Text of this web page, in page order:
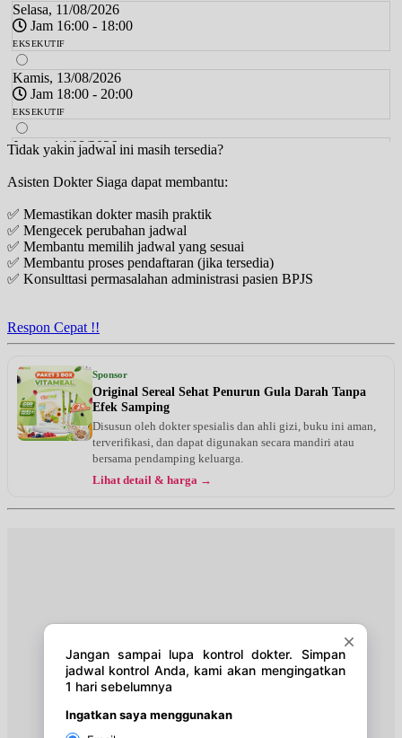
Selasa, 11/08/2026
Jam 16:00 - 18:00
EKSEKUTIF
Kamis, 13/08/2026
Jam 18:00 - 20:00
EKSEKUTIF
Jumat, 14/08/2026
Jam 18:00 - 20:00
EKSEKUTIF
Sabtu, 15/08/2026
Jam 10:00 - 12:00
EKSEKUTIF
Selasa, 18/08/2026
Jam 18:00 - 20:00
EKSEKUTIF
Jumat, 21/08/2026
Jam 18:00 - 20:00
Sabtu, 22/08/2026
Kamis, 27/08/2026
Jumat, 28/08/2026
Jam 18:00 - 20:00
Tidak yakin jadwal ini masih tersedia?
Asisten Dokter Siaga dapat membantu:
✅ Memastikan dokter masih praktik
✅ Mengecek perubahan jadwal
✅ Membantu memilih jadwal yang sesuai
✅ Membantu proses pendaftaran (jika tersedia)
✅ Konsulttasi permasalahan administrasi pasien BPJS
Respon Cepat !!
Sponsor
Original Sereal Sehat Penurun Gula Darah Tanpa
Efek Samping
Disusun oleh dokter spesialis dan ahli gizi, buku ini aman,
terverifikasi, dan dapat digunakan secara mandiri atau
bersama pendamping keluarga.
Lihat detail & harga →